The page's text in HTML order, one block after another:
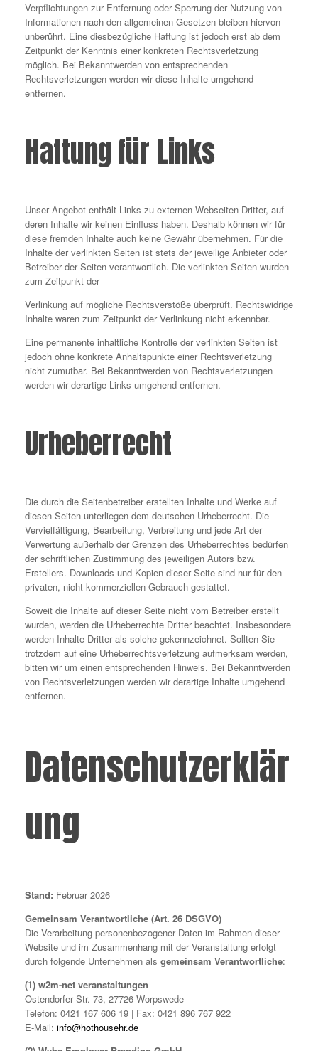
Verpflichtungen zur Entfernung oder Sperrung der Nutzung von
Informationen nach den allgemeinen Gesetzen bleiben hiervon
unberührt. Eine diesbezügliche Haftung ist jedoch erst ab dem
Zeitpunkt der Kenntnis einer konkreten Rechtsverletzung
möglich. Bei Bekanntwerden von entsprechenden
Rechtsverletzungen werden wir diese Inhalte umgehend
entfernen.
Haftung für Links
Unser Angebot enthält Links zu externen Webseiten Dritter, auf
deren Inhalte wir keinen Einfluss haben. Deshalb können wir für
diese fremden Inhalte auch keine Gewähr übernehmen. Für die
Inhalte der verlinkten Seiten ist stets der jeweilige Anbieter oder
Betreiber der Seiten verantwortlich. Die verlinkten Seiten wurden
zum Zeitpunkt der
Verlinkung auf mögliche Rechtsverstöße überprüft. Rechtswidrige
Inhalte waren zum Zeitpunkt der Verlinkung nicht erkennbar.
Eine permanente inhaltliche Kontrolle der verlinkten Seiten ist
jedoch ohne konkrete Anhaltspunkte einer Rechtsverletzung
nicht zumutbar. Bei Bekanntwerden von Rechtsverletzungen
werden wir derartige Links umgehend entfernen.
Urheberrecht
Die durch die Seitenbetreiber erstellten Inhalte und Werke auf
diesen Seiten unterliegen dem deutschen Urheberrecht. Die
Vervielfältigung, Bearbeitung, Verbreitung und jede Art der
Verwertung außerhalb der Grenzen des Urheberrechtes bedürfen
der schriftlichen Zustimmung des jeweiligen Autors bzw.
Erstellers. Downloads und Kopien dieser Seite sind nur für den
privaten, nicht kommerziellen Gebrauch gestattet.
Soweit die Inhalte auf dieser Seite nicht vom Betreiber erstellt
wurden, werden die Urheberrechte Dritter beachtet. Insbesondere
werden Inhalte Dritter als solche gekennzeichnet. Sollten Sie
trotzdem auf eine Urheberrechtsverletzung aufmerksam werden,
bitten wir um einen entsprechenden Hinweis. Bei Bekanntwerden
von Rechtsverletzungen werden wir derartige Inhalte umgehend
entfernen.
Datenschutzerklär
ung
Stand: Februar 2026
Gemeinsam Verantwortliche (Art. 26 DSGVO)
Die Verarbeitung personenbezogener Daten im Rahmen dieser
Website und im Zusammenhang mit der Veranstaltung erfolgt
durch folgende Unternehmen als gemeinsam Verantwortliche:
(1) w2m-net veranstaltungen
Ostendorfer Str. 73, 27726 Worpswede
Telefon: 0421 167 606 19 | Fax: 0421 896 767 922
E-Mail: info@hothousehr.de